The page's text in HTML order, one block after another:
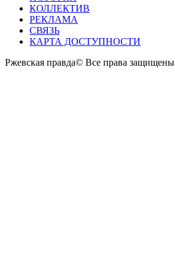
КОЛЛЕКТИВ
РЕКЛАМА
СВЯЗЬ
КАРТА ДОСТУПНОСТИ
Ржевская правда© Все права защищены